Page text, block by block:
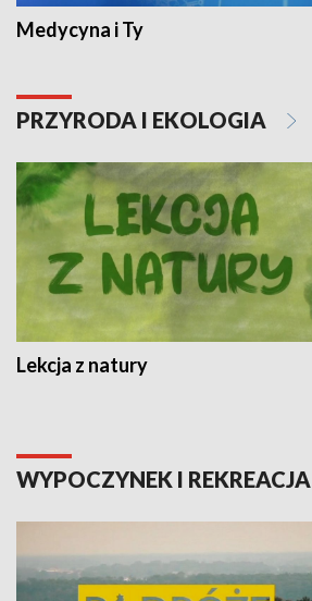
Medycyna i Ty
PRZYRODA I EKOLOGIA
Lekcja z natury
WYPOCZYNEK I REKREACJA